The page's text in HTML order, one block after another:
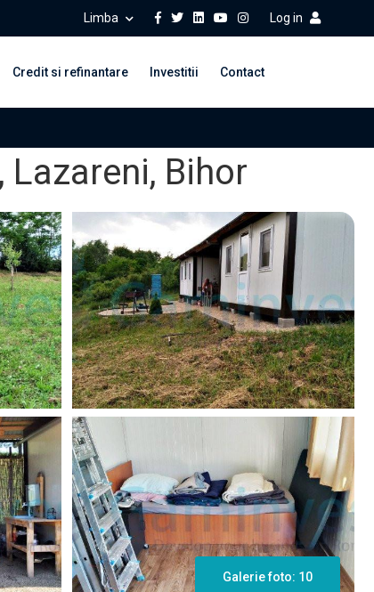
Limba Log in
Credit si refinantare Investitii Contact
Bihor
Galerie foto: 10